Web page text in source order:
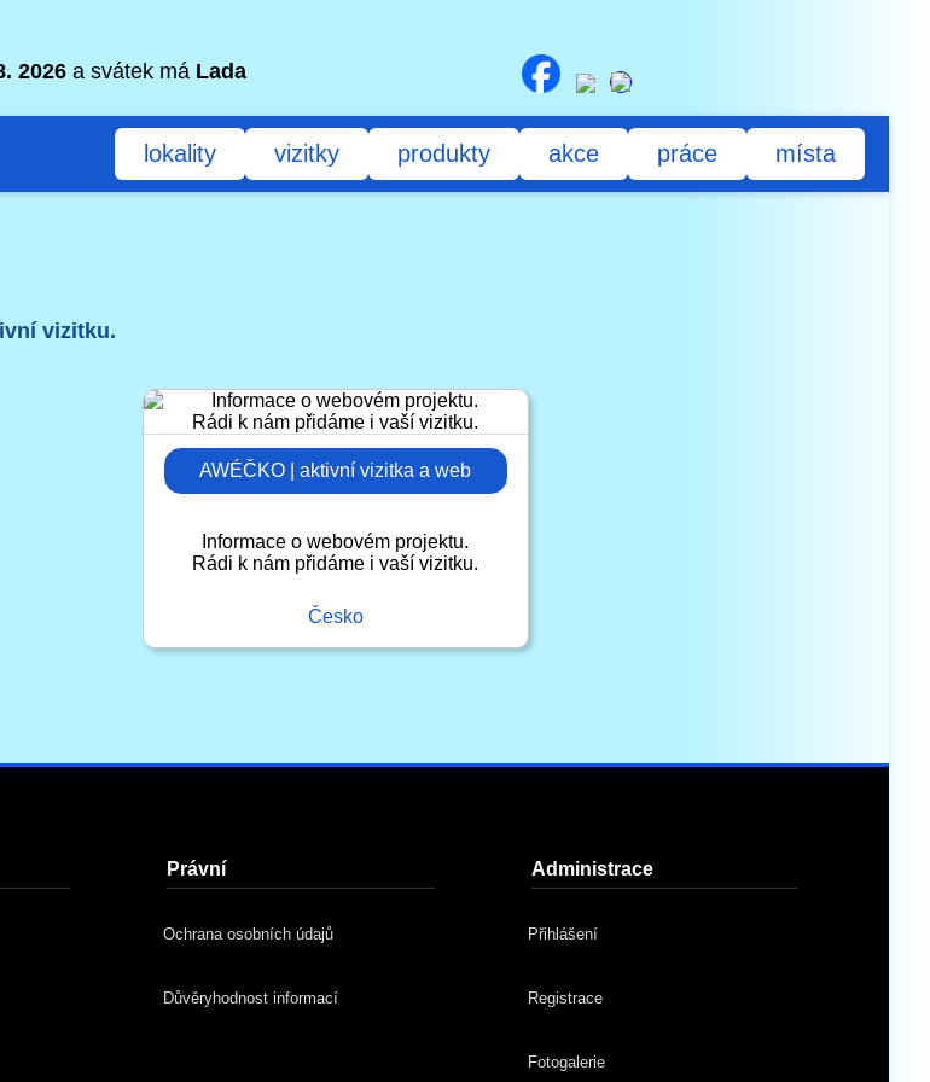
2026 a svátek má Lada
lokality vizitky produkty akce práce místa
vizitku.
AWÉČKO | aktivní vizitka a web
Informace o webovém projektu.
Rádi k nám přidáme i vaší vizitku.
Česko
Právní
Ochrana osobních údajů
Důvěryhodnost informací
Administrace
Přihlášení
Registrace
Fotogalerie